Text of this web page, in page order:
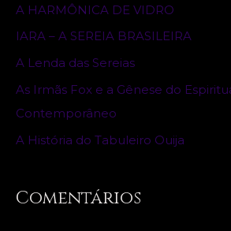
h
f
o
A HARMÔNICA DE VIDRO
IARA – A SEREIA BRASILEIRA
A Lenda das Sereias
As Irmãs Fox e a Gênese do
Contemporâneo
A História do Tabuleiro Ouija
Comentários